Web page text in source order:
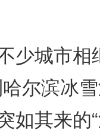
城市相
尔滨冰
如其来的